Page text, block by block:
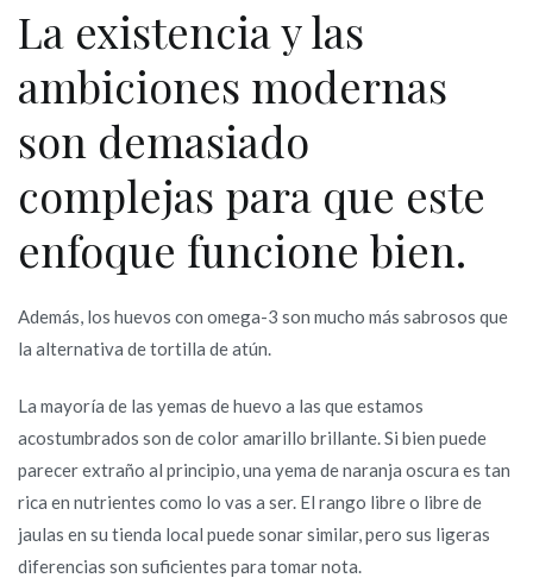
La existencia y las
ambiciones modernas
son demasiado
complejas para que este
enfoque funcione bien.
Además, los huevos con omega-3 son mucho más sabrosos que
la alternativa de tortilla de atún.
La mayoría de las yemas de huevo a las que estamos
acostumbrados son de color amarillo brillante. Si bien puede
parecer extraño al principio, una yema de naranja oscura es tan
rica en nutrientes como lo vas a ser. El rango libre o libre de
jaulas en su tienda local puede sonar similar, pero sus ligeras
diferencias son suficientes para tomar nota.